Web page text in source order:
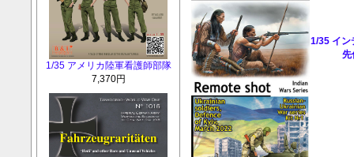
1/35 アメリカ陸軍看護師部隊
7,370円
1/35 イン
先